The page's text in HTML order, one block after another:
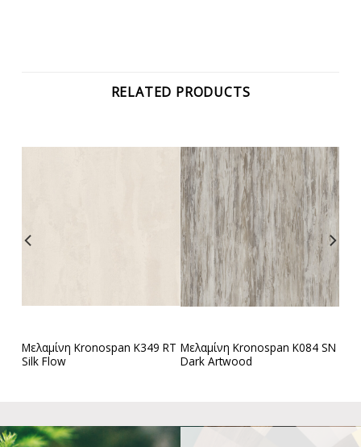
RELATED PRODUCTS
Μελαμίνη Kronospan K349 RT
Silk Flow
Μελαμίνη Kronospan K084 SN
Dark Artwood